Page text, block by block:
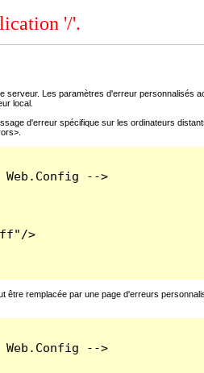
'/'.
serveur. Les paramètres d'erreur personnalisés
local.
d'erreur spécifique sur les ordinateurs
-->
>
être remplacée par une page d'erreurs
-->